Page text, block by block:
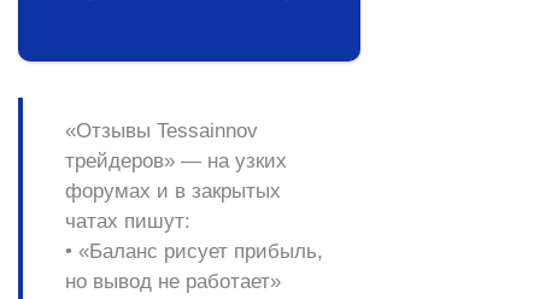
«Отзывы Tessainnov
трейдеров» — на узких
форумах и в закрытых
чатах пишут:
• «Баланс рисует прибыль,
но вывод не работает»